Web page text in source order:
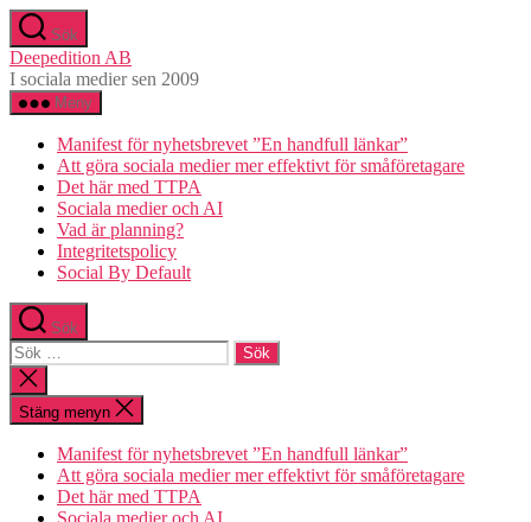
Hoppa
till
innehåll
Sök
Deepedition AB
I sociala medier sen 2009
Meny
Manifest för nyhetsbrevet ”En handfull länkar”
Att göra sociala medier mer effektivt för småföretagare
Det här med TTPA
Sociala medier och AI
Vad är planning?
Integritetspolicy
Social By Default
Sök
Sök
efter:
Stäng
sökningen
Stäng menyn
Manifest för nyhetsbrevet ”En handfull länkar”
Att göra sociala medier mer effektivt för småföretagare
Det här med TTPA
Sociala medier och AI